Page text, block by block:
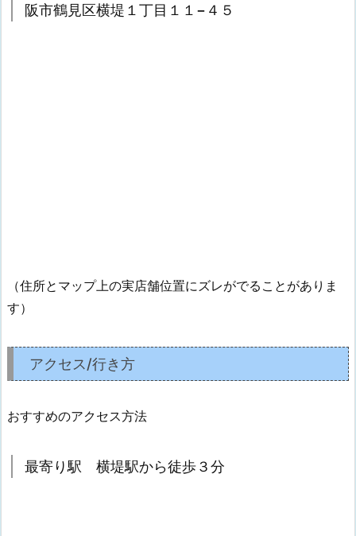
阪市鶴見区横堤１丁目１１−４５
（住所とマップ上の実店舗位置にズレがでることがありま
す）
アクセス/行き方
おすすめのアクセス方法
最寄り駅 横堤駅から徒歩３分